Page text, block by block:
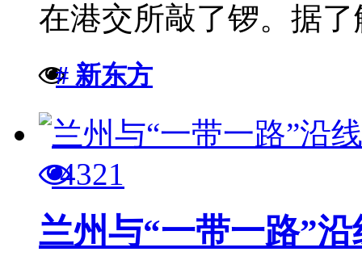
在港交所敲了锣。据了
# 新东方
4321
兰州与“一带一路”